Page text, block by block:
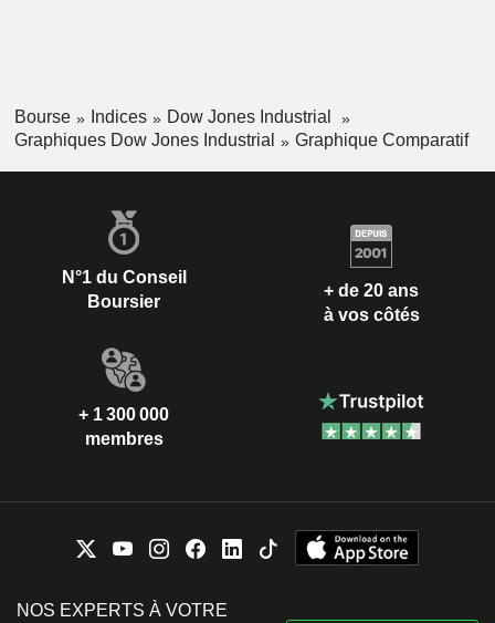
Bourse Indices
Dow Jones Industrial
Graphiques Dow Jones Industrial
Graphique Comparatif
N°1 du Conseil
Boursier
+ de 20 ans
à vos côtés
+ 1 300 000
membres
NOS EXPERTS À VOTRE